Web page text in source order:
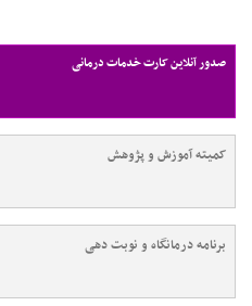
صدور آنلاین کارت خدمات درمانی
کمیته آموزش و پژوهش
برنامه درمانگاه و نوبت دهی